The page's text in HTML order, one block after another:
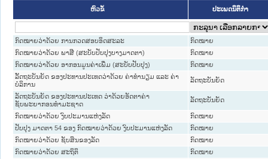
ຫົວຂໍ້ ປະເພດນິຕິກຳ
ກົດໝາຍວ່າດ້ວຍ ການກວດສອບອິດສະລະ
ກົດໝາຍ
ກົດໝາຍວ່າດ້ວຍ ພາສີ (ສະບັບປັບປຸງບາງມາດຕາ)
ກົດໝາຍ
ກົດໝາຍວ່າດ້ວຍ ອາກອນມູນຄ່າເພີ່ມ (ສະບັບປັບປຸງ)
ກົດໝາຍ
ລັັດຖະບັນຍັດ ຂອງປະທານປະເທດວ່າດ້ວຍ ຄ່າທຳນຽມ ແລະ ຄ່າ
ບໍລິການ
ລັດຖະບັນຍັດ
ລັດຖະບັນຍັດ ຂອງປະທານປະເທດ ວ່າດ້ວຍອັດຕາຄ່າ
ຊັບພະຍາກອນທຳມະຊາດ
ລັດຖະບັນຍັດ
ກົດໝາຍວ່າດ້ວຍ ງົບປະມານແຫ່ງລັດ
ກົດໝາຍ
ປັບປຸງ ມາດຕາ 54 ຂອງ ກົດໝາຍວ່າດ້ວຍ ງົບປະມານແຫ່ງລັດ
ກົດໝາຍ
ກົດໝາຍວ່າດ້ວຍ ຊັບສິນຂອງລັດ
ກົດໝາຍ
ກົດ​ໝາຍວ່າ​ດ້ວຍ ສະ​ຖິ​ຕິ
ກົດໝາຍ